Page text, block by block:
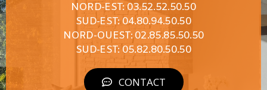
NORD-EST: 03.52.52.50.50
SUD-EST: 04.80.94.50.50
NORD-OUEST: 02.85.85.50.50
SUD-EST: 05.82.80.50.50
CONTACT